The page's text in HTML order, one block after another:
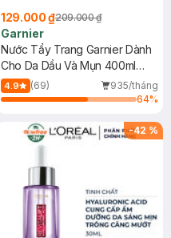
129.000 ₫209.000 ₫
Garnier
Nước Tẩy Trang Garnier Dành
Cho Da Dầu Và Mụn 400ml
(Mới)
4.9 (69)
935/tháng
64%
-42 %